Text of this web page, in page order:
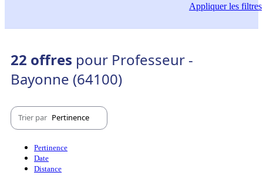
Appliquerles filtres
22 offres pour Professeur -
Bayonne (64100)
Trier par Pertinence
Pertinence
Date
Distance